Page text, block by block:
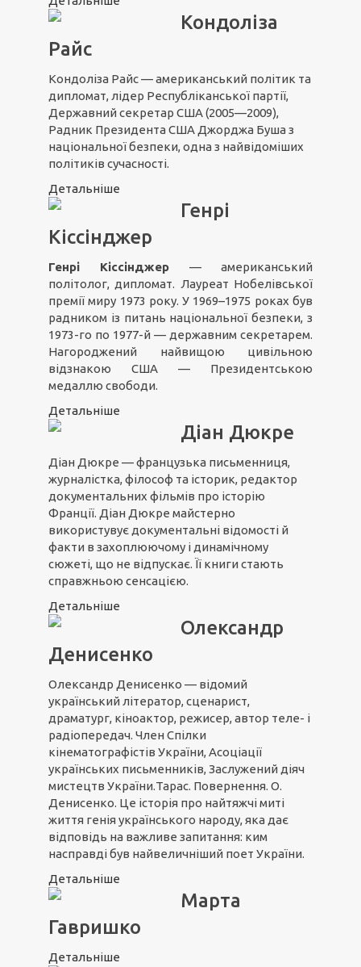
Кондоліза
Райс
Кондоліза Райс — американський політик та
дипломат, лідер Республіканської партії,
Державний секретар США (2005—2009),
Радник Президента США Джорджа Буша з
національної безпеки, одна з найвідоміших
політиків сучасності.
Детальніше
Генрі
Кіссінджер
Генрі Кіссінджер — американський
політолог, дипломат. Лауреат Нобелівської
премії миру 1973 року. У 1969–1975 роках був
радником із питань національної безпеки, з
1973-го по 1977-й — державним секретарем.
Нагороджений найвищою цивільною
відзнакою США — Президентською
медаллю свободи.
Детальніше
Діан Дюкре
Діан Дюкре — французька письменниця,
журналістка, філософ та історик, редактор
документальних фільмів про історію
Франції. Діан Дюкре майстерно
використувує документальні відомості й
факти в захоплюючому і динамічному
сюжеті, що не відпускає. Її книги стають
справжньою сенсацією.
Детальніше
Олександр
Денисенко
Олександр Денисенко — відомий
український літератор, сценарист,
драматург, кіноактор, режисер, автор теле- і
радіопередач. Член Спілки
кінематографістів України, Асоціації
українських письменників, Заслужений діяч
мистецтв України.Тарас. Повернення. О.
Денисенко. Це історія про найтяжчі миті
життя генія українського народу, яка дає
відповідь на важливе запитання: ким
насправді був найвеличніший поет України.
Детальніше
Марта
Гавришко
Детальніше